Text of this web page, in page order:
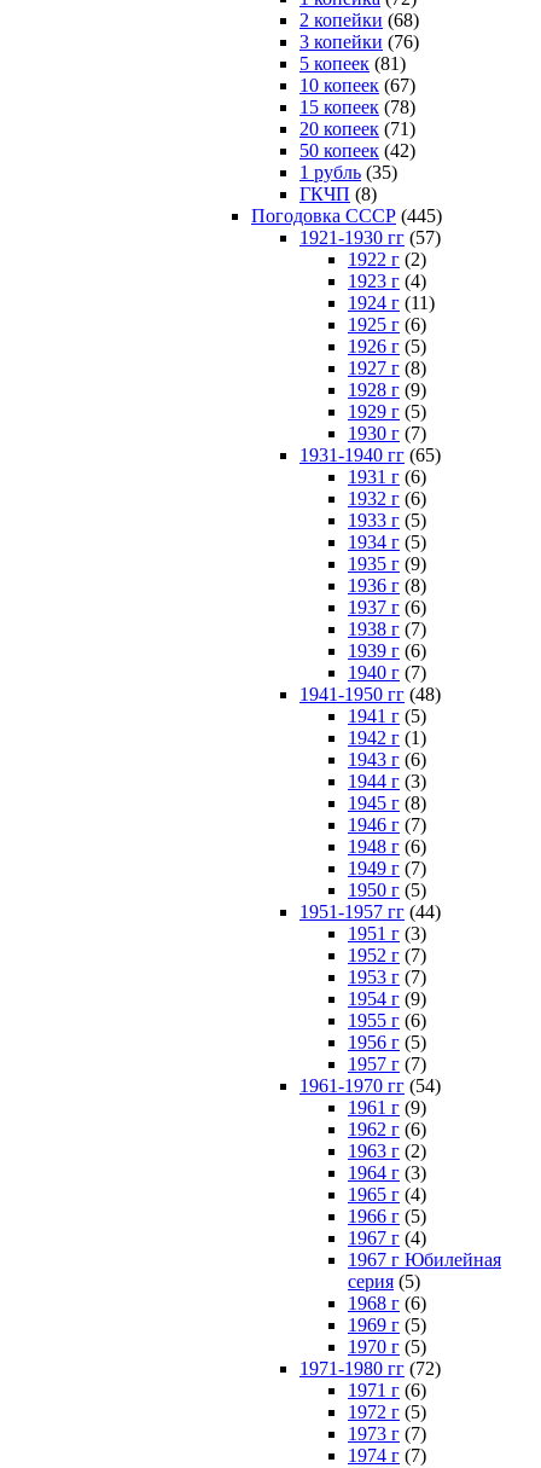
2 копейки (68)
3 копейки (76)
5 копеек (81)
10 копеек (67)
15 копеек (78)
20 копеек (71)
50 копеек (42)
1 рубль (35)
ГКЧП (8)
Погодовка СССР (445)
1921-1930 гг (57)
1922 г (2)
1923 г (4)
1924 г (11)
1925 г (6)
1926 г (5)
1927 г (8)
1928 г (9)
1929 г (5)
1930 г (7)
1931-1940 гг (65)
1931 г (6)
1932 г (6)
1933 г (5)
1934 г (5)
1935 г (9)
1936 г (8)
1937 г (6)
1938 г (7)
1939 г (6)
1940 г (7)
1941-1950 гг (48)
1941 г (5)
1942 г (1)
1943 г (6)
1944 г (3)
1945 г (8)
1946 г (7)
1948 г (6)
1949 г (7)
1950 г (5)
1951-1957 гг (44)
1951 г (3)
1952 г (7)
1953 г (7)
1954 г (9)
1955 г (6)
1956 г (5)
1957 г (7)
1961-1970 гг (54)
1961 г (9)
1962 г (6)
1963 г (2)
1964 г (3)
1965 г (4)
1966 г (5)
1967 г (4)
1967 г Юбилейная
серия (5)
1968 г (6)
1969 г (5)
1970 г (5)
1971-1980 гг (72)
1971 г (6)
1972 г (5)
1973 г (7)
1974 г (7)